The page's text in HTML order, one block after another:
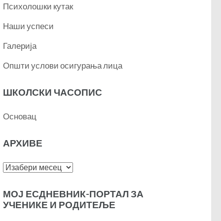
Психолошки кутак
Наши успеси
Галерија
Општи услови осигурања лица
ШКОЛСКИ ЧАСОПИС
Основац
АРХИВЕ
Архиве
МОЈ ЕСДНЕВНИК-ПОРТАЛ ЗА
УЧЕНИКЕ И РОДИТЕЉЕ